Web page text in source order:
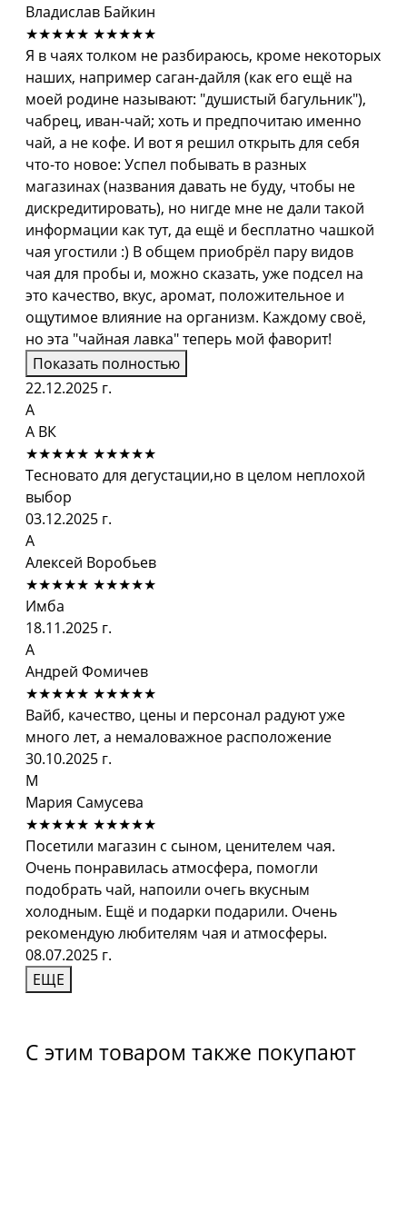
Владислав Байкин
★★★★★ ★★★★★
Я в чаях толком не разбираюсь, кроме некоторых
наших, например саган-дайля (как его ещё на
моей родине называют: "душистый багульник"),
чабрец, иван-чай; хоть и предпочитаю именно
чай, а не кофе. И вот я решил открыть для себя
что-то новое: Успел побывать в разных
магазинах (названия давать не буду, чтобы не
дискредитировать), но нигде мне не дали такой
информации как тут, да ещё и бесплатно чашкой
чая угостили :) В общем приобрёл пару видов
чая для пробы и, можно сказать, уже подсел на
это качество, вкус, аромат, положительное и
ощутимое влияние на организм. Каждому своё,
но эта "чайная лавка" теперь мой фаворит!
Показать полностью
22.12.2025 г.
А
А ВК
★★★★★ ★★★★★
Тесновато для дегустации,но в целом неплохой
выбор
03.12.2025 г.
А
Алексей Воробьев
★★★★★ ★★★★★
Имба
18.11.2025 г.
А
Андрей Фомичев
★★★★★ ★★★★★
Вайб, качество, цены и персонал радуют уже
много лет, а немаловажное расположение
30.10.2025 г.
М
Мария Самусева
★★★★★ ★★★★★
Посетили магазин с сыном, ценителем чая.
Очень понравилась атмосфера, помогли
подобрать чай, напоили очегь вкусным
холодным. Ещё и подарки подарили. Очень
рекомендую любителям чая и атмосферы.
08.07.2025 г.
ЕЩЕ
С этим товаром также покупают